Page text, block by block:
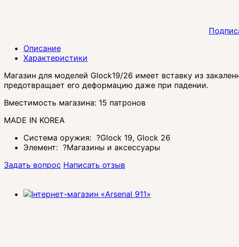
Описание
Характеристики
Магазин для моделей Glock19/26 имеет вставку из
предотвращает его деформацию даже при падении.
Вместимость магазина: 15 патронов
MADE IN KOREA
Система оружия: ?Glock 19, Glock 26
Элемент: ?Магазины и аксессуары
Задать вопрос Написать отзыв